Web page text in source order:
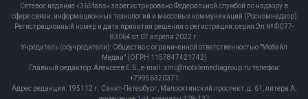
Сетевое издание «365fans» зарегистрировано Федеральной службой по надзору в
сфере связи, информационных технологий и массовых коммуникаций (Роскомнадзор)
Регистрационный номер и дата принятия решения о регистрации: серия Эл № ФС77-
83064 от 07 апреля 2022 г.
Учредитель (соучредители): Общество с ограниченной ответственностью "Мобайл
Медиа" (ОГРН 1157847421742)
Главный редактор: Алексеев Е.Б., e-mail: smi@mobilemediagroup.ru телефон:
+79956320371
Адрес редакции: 195112 г. Санкт-Петербург, Малоохтинский проспект, д. 61, литера А,